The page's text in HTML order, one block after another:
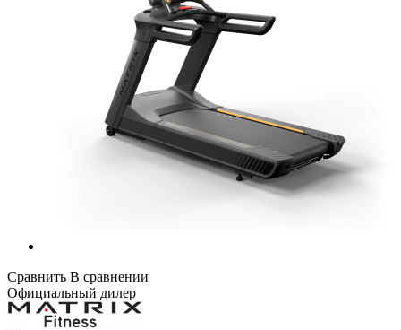
Сравнить В сравнении
Официальный дилер